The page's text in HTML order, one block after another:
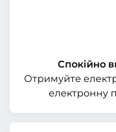
Спокійно
Отримуйте
електронну